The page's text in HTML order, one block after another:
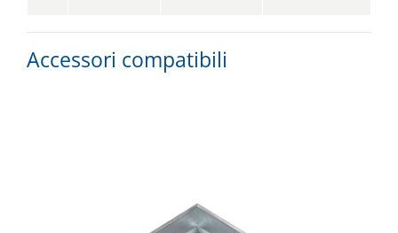
Accessori compatibili